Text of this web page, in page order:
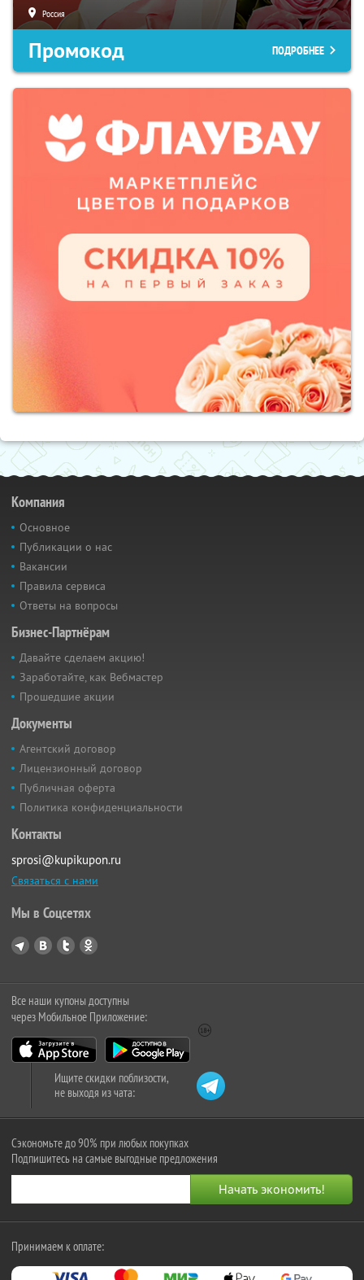
Россия
Промокод ПОДРОБНЕЕ
Компания
Основное
Публикации о нас
Вакансии
Правила сервиса
Ответы на вопросы
Бизнес-Партнёрам
Давайте сделаем акцию!
Заработайте, как Вебмастер
Прошедшие акции
Документы
Агентский договор
Лицензионный договор
Публичная оферта
Политика конфиденциальности
Контакты
sprosi@kupikupon.ru
Связаться с нами
Мы в Соцсетях
Все наши купоны доступны
через Мобильное Приложение:
Ищите скидки поблизости,
не выходя из чата:
Сэкономьте до 90% при любых покупках
Подпишитесь на самые выгодные предложения
Принимаем к оплате: